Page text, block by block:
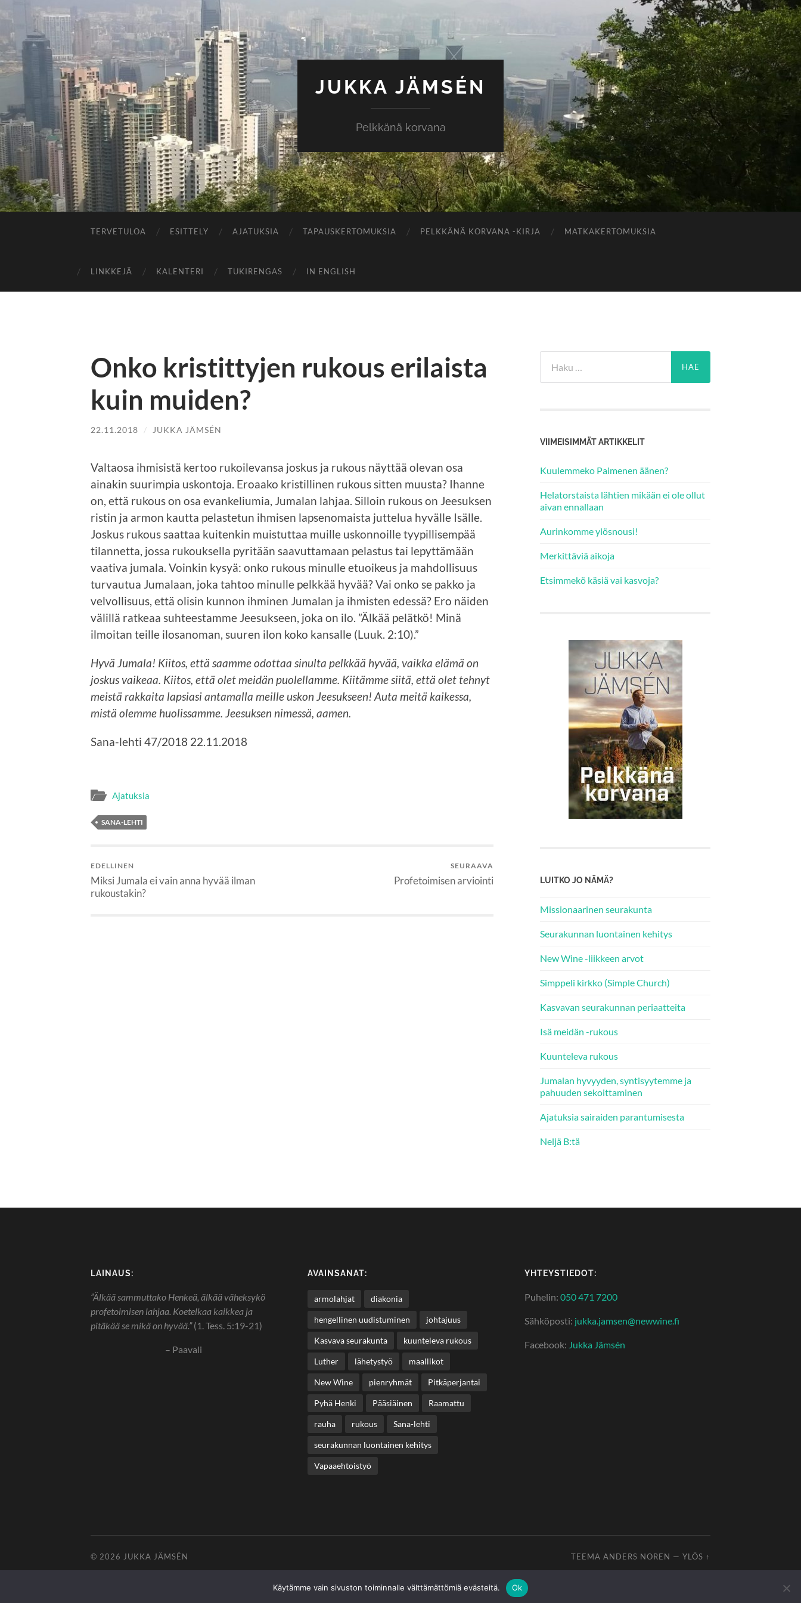
JUKKA JÄMSÉN
Pelkkänä korvana
TERVETULOA ESITTELY AJATUKSIA TAPAUSKERTOMUKSIA PELKKÄNÄ KORVANA -KIRJA MATKAKERTOMUKSIA
LINKKEJÄ KALENTERI TUKIRENGAS IN ENGLISH
Onko kristittyjen rukous erilaista
kuin muiden?
22.11.2018 / JUKKA JÄMSÉN
Valtaosa ihmisistä kertoo rukoilevansa joskus ja rukous näyttää olevan osa
ainakin suurimpia uskontoja. Eroaako kristillinen rukous sitten muusta? Ihanne
on, että rukous on osa evankeliumia, Jumalan lahjaa. Silloin rukous on Jeesuksen
ristin ja armon kautta pelastetun ihmisen lapsenomaista juttelua hyvälle Isälle.
Joskus rukous saattaa kuitenkin muistuttaa muille uskonnoille tyypillisempää
tilannetta, jossa rukouksella pyritään saavuttamaan pelastus tai lepyttämään
vaativa jumala. Voinkin kysyä: onko rukous minulle etuoikeus ja mahdollisuus
turvautua Jumalaan, joka tahtoo minulle pelkkää hyvää? Vai onko se pakko ja
velvollisuus, että olisin kunnon ihminen Jumalan ja ihmisten edessä? Ero näiden
välillä ratkeaa suhteestamme Jeesukseen, joka on ilo. ”Älkää pelätkö! Minä
ilmoitan teille ilosanoman, suuren ilon koko kansalle (Luuk. 2:10).”
Hyvä Jumala! Kiitos, että saamme odottaa sinulta pelkkää hyvää, vaikka elämä on
joskus vaikeaa. Kiitos, että olet meidän puolellamme. Kiitämme siitä, että olet tehnyt
meistä rakkaita lapsiasi antamalla meille uskon Jeesukseen! Auta meitä kaikessa,
mistä olemme huolissamme. Jeesuksen nimessä, aamen.
Sana-lehti 47/2018 22.11.2018
Ajatuksia
SANA-LEHTI
EDELLINEN
Miksi Jumala ei vain anna hyvää ilman
rukoustakin?
SEURAAVA
Profetoimisen arviointi
VIIMEISIMMÄT ARTIKKELIT
Kuulemmeko Paimenen äänen?
Helatorstaista lähtien mikään ei ole ollut
aivan ennallaan
Aurinkomme ylösnousi!
Merkittäviä aikoja
Etsimmekö käsiä vai kasvoja?
LUITKO JO NÄMÄ?
Missionaarinen seurakunta
Seurakunnan luontainen kehitys
New Wine -liikkeen arvot
Simppeli kirkko (Simple Church)
Kasvavan seurakunnan periaatteita
Isä meidän -rukous
Kuunteleva rukous
Jumalan hyvyyden, syntisyytemme ja
pahuuden sekoittaminen
Ajatuksia sairaiden parantumisesta
Neljä B:tä
LAINAUS:
”Älkää sammuttako Henkeä, älkää väheksykö
profetoimisen lahjaa. Koetelkaa kaikkea ja
pitäkää se mikä on hyvää.”(1. Tess. 5:19-21)
– Paavali
AVAINSANAT:
armolahjat diakonia
hengellinen uudistuminen johtajuus
Kasvava seurakunta kuunteleva rukous
Luther lähetystyö maallikot
New Wine pienryhmät Pitkäperjantai
Pyhä Henki Pääsiäinen Raamattu
rauha rukous Sana-lehti
seurakunnan luontainen kehitys
Vapaaehtoistyö
YHTEYSTIEDOT:
Puhelin: 050 471 7200
Sähköposti: jukka.jamsen@newwine.fi
Facebook: Jukka Jämsén
© 2026 JUKKA JÄMSÉN TEEMA ANDERS NOREN — YLÖS ↑
Käytämme vain sivuston toiminnalle välttämättömiä evästeitä. Ok